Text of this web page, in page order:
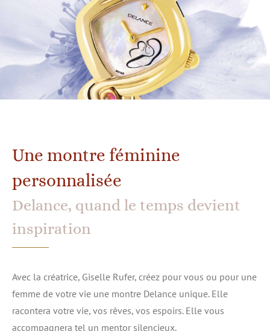
Une montre féminine
personnalisée
Delance, quand le temps devient
inspiration
Avec la créatrice, Giselle Rufer, créez pour vous ou pour une
femme de votre vie une montre Delance unique. Elle
racontera votre vie, vos rêves, vos espoirs. Elle vous
accompagnera tel un mentor silencieux.